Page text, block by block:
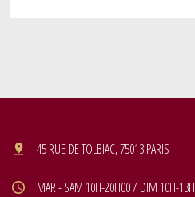
45 RUE DE TOLBIAC, 75013 PARIS
MAR - SAM 10H-20H00 / DIM 10H-13H